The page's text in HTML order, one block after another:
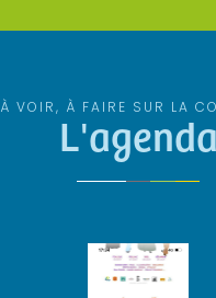
À VOIR, À FAIRE SUR LA
L'agenda